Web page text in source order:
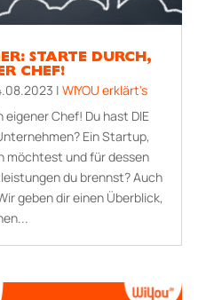
STARTE DURCH,
CHEF!
| WIYOU erklärt's
Chef! Du hast DIE
Ein Start­up,
möchtest und für dessen
du brennst? Auch
geben dir einen Überblick,